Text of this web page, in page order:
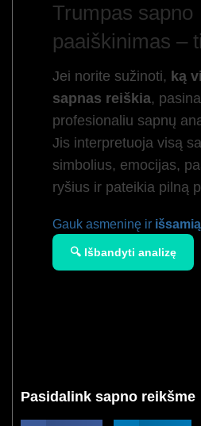
Trumpas sapno
paaiškinimas –
Jei norite sužinoti, ką
sapnas reiškia,
profesionaliu sapnų
Jis interpretuoja visą
simbolius, emocijas,
ryšius ir pateikia pilną
Gauk asmeninę ir
🔍 Išbandyti analizę
Pasidalink sapno reikšme